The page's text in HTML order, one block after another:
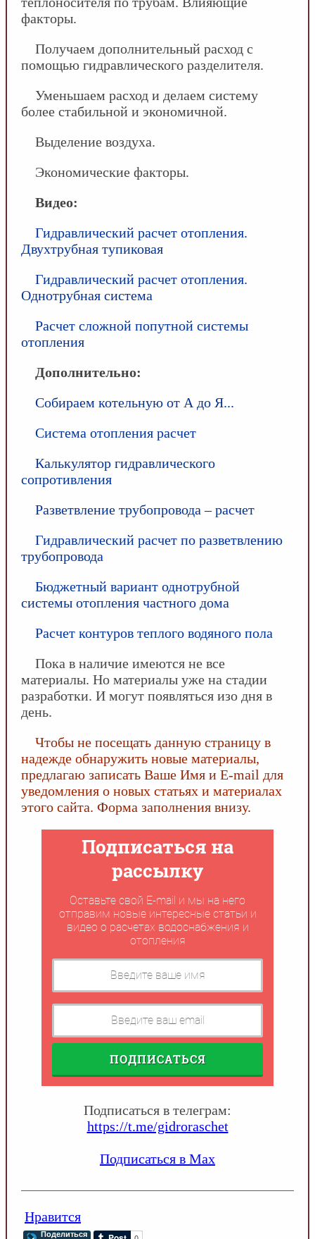
факторы.
Получаем дополнительный расход с
помощью гидравлического разделителя.
Уменьшаем расход и делаем систему
более стабильной и экономичной.
Выделение воздуха.
Экономические факторы.
Видео:
Гидравлический расчет отопления.
Двухтрубная тупиковая
Гидравлический расчет отопления.
Однотрубная система
Расчет сложной попутной системы
отопления
Дополнительно:
Собираем котельную от А до Я...
Система отопления расчет
Калькулятор гидравлического
сопротивления
Разветвление трубопровода – расчет
Гидравлический расчет по разветвлению
трубопровода
Бюджетный вариант однотрубной
системы отопления частного дома
Расчет контуров теплого водяного пола
Пока в наличие имеются не все
материалы. Но материалы уже на стадии
разработки. И могут появляться изо дня в
день.
Чтобы не посещать данную страницу в
надежде обнаружить новые материалы,
предлагаю записать Ваше Имя и E-mail для
уведомления о новых статьях и материалах
этого сайта. Форма заполнения внизу.
Подписаться на
рассылку
Оставьте свой E-mail и мы на него
отправим новые интересные статьи и
видео о расчетах водоснабжения и
отопления
ПОДПИСАТЬСЯ
Подписаться в телеграм:
https://t.me/gidroraschet
Подписаться в Max
Нравится
Поделиться